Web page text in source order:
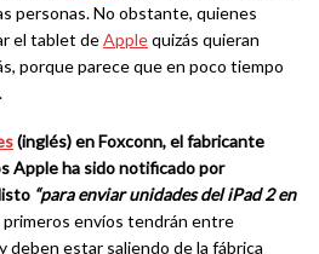
personas. No obstante, quienes
el tablet deApplequizás quieran
porque parece que en poco tiempo
(inglés) en Foxconn, el fabricante
Apple ha sido notificado por
“para enviar unidades del iPad 2 en
primeros envíos tendrán entre
deben estar saliendo de la fábrica